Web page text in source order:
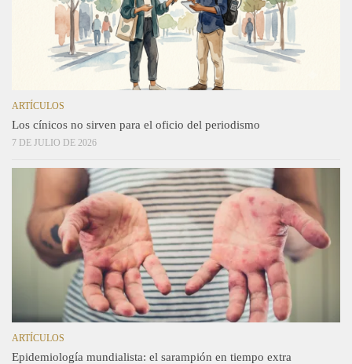
ARTÍCULOS
Los cínicos no sirven para el oficio del periodismo
7 DE JULIO DE 2026
ARTÍCULOS
Epidemiología mundialista: el sarampión en tiempo extra